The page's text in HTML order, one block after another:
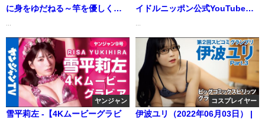
に身をゆだねる～竿を優しく包
【GRAVURE】 (Dec 25, 2025) |
Channel MNKさんより
イドルニッポン公式YouTubeチ
ヤンジャン
雪平莉左 -【4Kムービーグラビ
コスプレイヤー
伊波ユリ（2022年06月03日） |